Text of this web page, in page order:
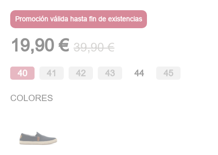
Promoción válida hasta fin de existencias
19,90 € 39,90 €
40 41 42 43 44 45
COLORES